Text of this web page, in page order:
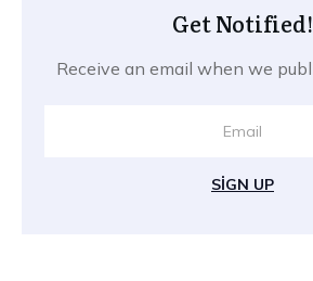
Get Notified!
Receive an email when we
SIGN UP